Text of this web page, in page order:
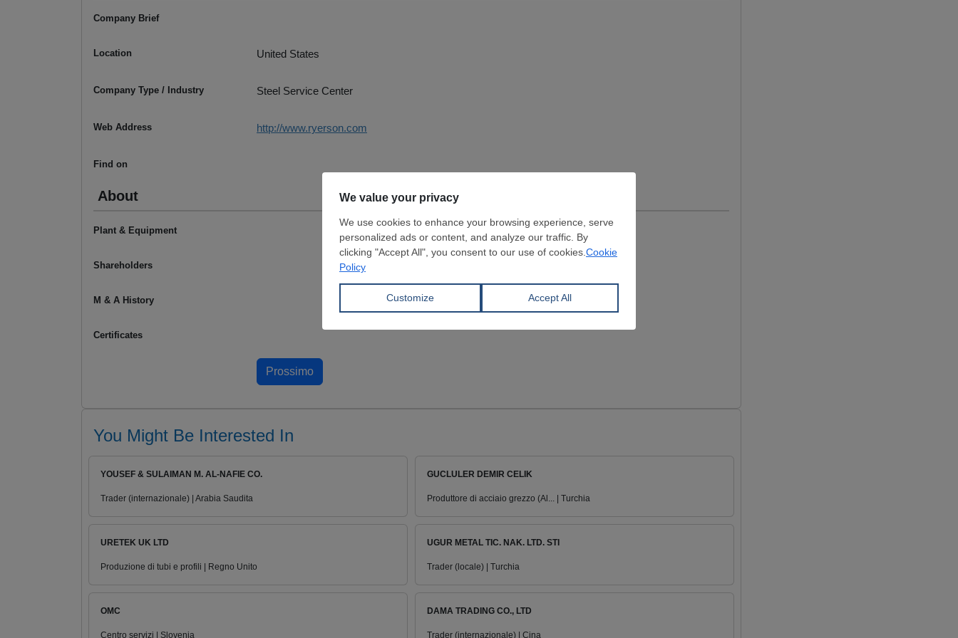
Company Brief
Location United States
Company Type / Industry Steel Service Center
Web Address http://www.ryerson.com
Find on
About
Plant & Equipment
Shareholders
M & A History
Certificates
You Might Be Interested In
YOUSEF & SULAIMAN M. AL-NAFIE CO.
Trader (internazionale) | Arabia Saudita
GUCLULER DEMIR CELIK
Produttore di acciaio grezzo (Al... | Turchia
URETEK UK LTD
Produzione di tubi e profili | Regno Unito
UGUR METAL TIC. NAK. LTD. STI
Trader (locale) | Turchia
OMC
Centro servizi | Slovenia
DAMA TRADING CO., LTD
Trader (internazionale) | Cina